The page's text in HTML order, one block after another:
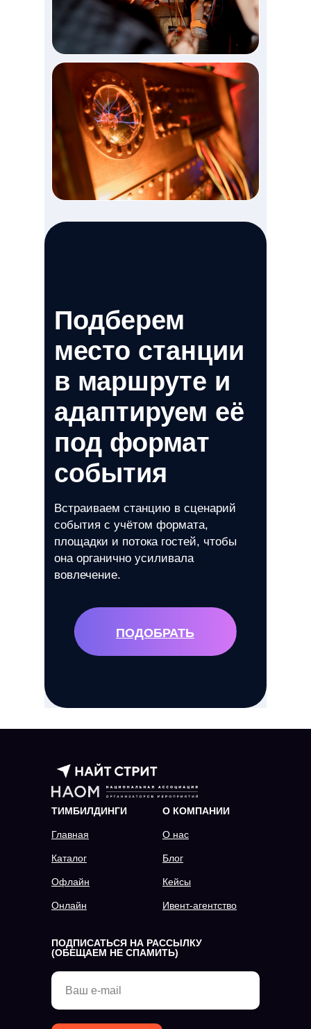
Подберем
место станции
в маршруте и
адаптируем её
под формат
события
Встраиваем станцию в сценарий
события с учётом формата,
площадки и потока гостей, чтобы
она органично усиливала
вовлечение.
ПОДОБРАТЬ
ТИМБИЛДИНГИ
Главная
Каталог
Офлайн
Онлайн
О КОМПАНИИ
О нас
Блог
Кейсы
Ивент-агентство
ПОДПИСАТЬСЯ НА РАССЫЛКУ
(ОБЕЩАЕМ НЕ СПАМИТЬ)